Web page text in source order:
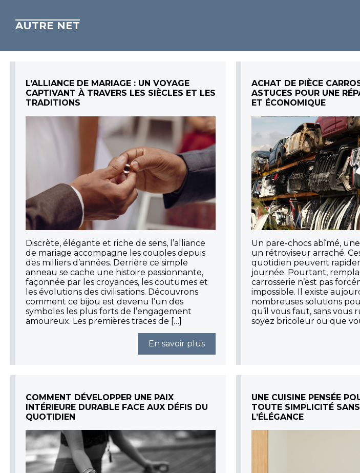
AUTRE NET
L’ALLIANCE DE MARIAGE : UN VOYAGE
CAPTIVANT À TRAVERS LES SIÈCLES ET LES
TRADITIONS
Discrète, élégante et riche de sens, l’alliance
de mariage accompagne les couples depuis
des milliers d’années. Derrière ce simple
anneau se cache une histoire passionnante,
façonnée par les croyances, les coutumes et
les évolutions des civilisations. Découvrons
comment ce bijou est devenu l’un des
symboles les plus forts de l’engagement
amoureux. Les premières traces de […]
En savoir plus
ACHAT DE PIÈCE
ASTUCES POUR UNE
ET ÉCONOMIQUE
Un pare-chocs abîmé,
un rétroviseur arraché.
quotidien peuvent
journée. Pourtant,
carrosserie n’est pas
impossible. Il existe
nombreuses solutions
qu’il vous faut, sans vous
soyez bricoleur ou que
COMMENT DÉVELOPPER UNE PAIX
INTÉRIEURE DURABLE FACE AUX DÉFIS DU
QUOTIDIEN
UNE CUISINE PENSÉE
TOUTE SIMPLICITÉ
L’ÉLÉGANCE